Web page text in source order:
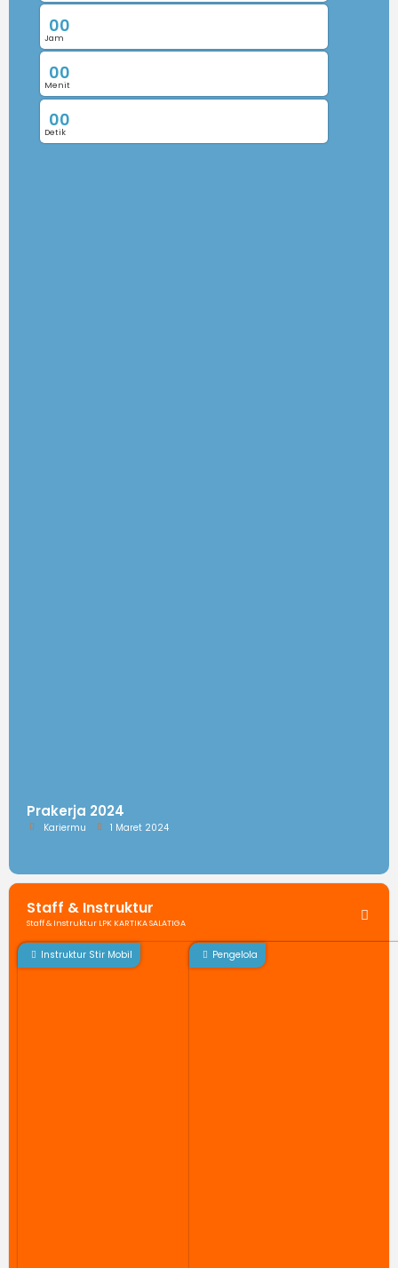
Prakerja 2024
Kariermu 1 Maret 2024
00
Jam
00
Menit
00
Detik
Staff & Instruktur
Staff & Instruktur LPK KARTIKA SALATIGA
Instruktur Stir Mobil Pengelola